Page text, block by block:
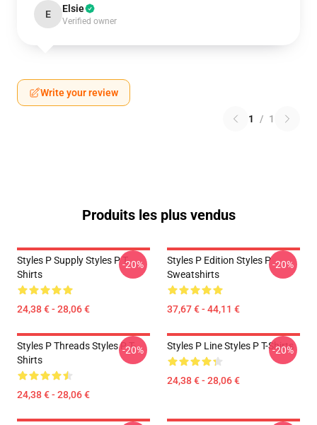
E Elsie
Verified owner
Write your review
1 / 1
Produits les plus vendus
Styles P Supply Styles P T-
Shirts
24,38 € - 28,06 €
-20%
Styles P Edition Styles P
Sweatshirts
37,67 € - 44,11 €
-20%
Styles P Threads Styles P T-
Shirts
24,38 € - 28,06 €
-20% Styles P Line Styles P T-Shirts
24,38 € - 28,06 €
-20%